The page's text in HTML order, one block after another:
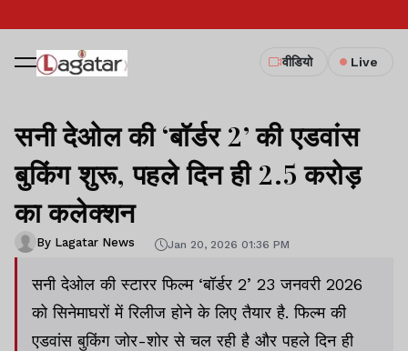
वीडियो Live
सनी देओल की ‘बॉर्डर 2’ की एडवांस
बुकिंग शुरू, पहले दिन ही 2.5 करोड़
का कलेक्शन
By Lagatar News Jan 20, 2026 01:36 PM
सनी देओल की स्टारर फिल्म ‘बॉर्डर 2’ 23 जनवरी 2026
को सिनेमाघरों में रिलीज होने के लिए तैयार है. फिल्म की
एडवांस बुकिंग जोर-शोर से चल रही है और पहले दिन ही